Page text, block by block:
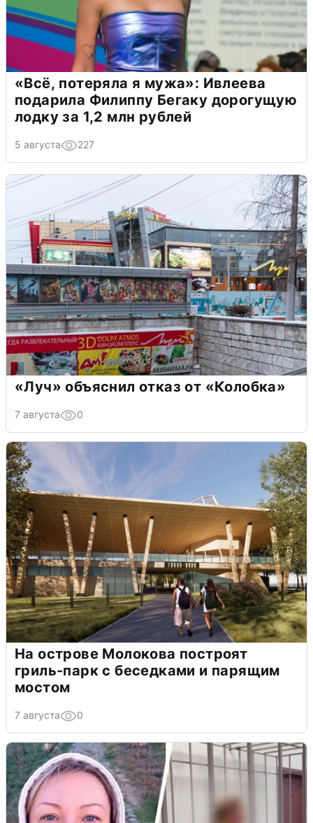
«Всё, потеряла я мужа»: Ивлеева
подарила Филиппу Бегаку дорогущую
лодку за 1,2 млн рублей
5 августа 227
«Луч» объяснил отказ от «Колобка»
7 августа 0
На острове Молокова построят
гриль-парк с беседками и парящим
мостом
7 августа 0